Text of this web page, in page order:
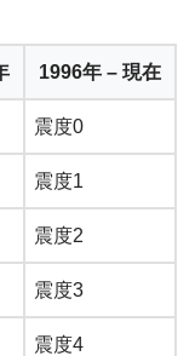
1996年 – 現在
震度0
震度1
震度2
震度3
震度4